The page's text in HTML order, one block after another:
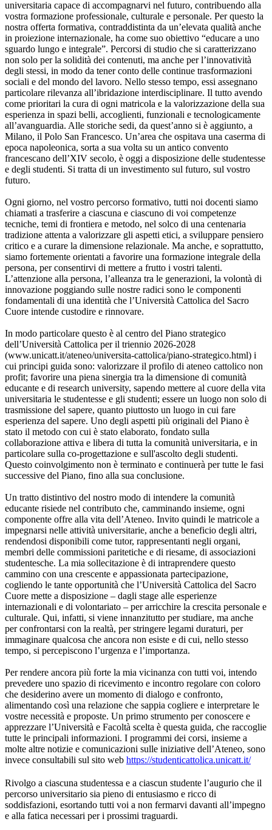
universitaria capace di accompagnarvi nel futuro, contribuendo alla
vostra formazione professionale, culturale e personale. Per questo la
nostra offerta formativa, contraddistinta da un’elevata qualità anche
in proiezione internazionale, ha come suo obiettivo “educare a uno
sguardo lungo e integrale”. Percorsi di studio che si caratterizzano
non solo per la solidità dei contenuti, ma anche per l’innovatività
degli stessi, in modo da tener conto delle continue trasformazioni
sociali e del mondo del lavoro. Nello stesso tempo, essi assegnano
particolare rilevanza all’ibridazione interdisciplinare. Il tutto avendo
come prioritari la cura di ogni matricola e la valorizzazione della sua
esperienza in spazi belli, accoglienti, funzionali e tecnologicamente
all’avanguardia. Alle storiche sedi, da quest’anno si è aggiunto, a
Milano, il Polo San Francesco. Un’area che ospitava una caserma di
epoca napoleonica, sorta a sua volta su un antico convento
francescano dell’XIV secolo, è oggi a disposizione delle studentesse
e degli studenti. Si tratta di un investimento sul futuro, sul vostro
futuro.
Ogni giorno, nel vostro percorso formativo, tutti noi docenti siamo
chiamati a trasferire a ciascuna e ciascuno di voi competenze
tecniche, temi di frontiera e metodo, nel solco di una centenaria
tradizione attenta a valorizzare gli aspetti etici, a sviluppare pensiero
critico e a curare la dimensione relazionale. Ma anche, e soprattutto,
siamo fortemente orientati a favorire una formazione integrale della
persona, per consentirvi di mettere a frutto i vostri talenti.
L’attenzione alla persona, l’alleanza tra le generazioni, la volontà di
innovazione poggiando sulle nostre radici sono le componenti
fondamentali di una identità che l’Università Cattolica del Sacro
Cuore intende custodire e rinnovare.
In modo particolare questo è al centro del Piano strategico
dell’Università Cattolica per il triennio 2026-2028
(www.unicatt.it/ateneo/universita-cattolica/piano-strategico.html) i
cui principi guida sono: valorizzare il profilo di ateneo cattolico non
profit; favorire una piena sinergia tra la dimensione di comunità
educante e di research university, sapendo mettere al cuore della vita
universitaria le studentesse e gli studenti; essere un luogo non solo di
trasmissione del sapere, quanto piuttosto un luogo in cui fare
esperienza del sapere. Uno degli aspetti più originali del Piano è
stato il metodo con cui è stato elaborato, fondato sulla
collaborazione attiva e libera di tutta la comunità universitaria, e in
particolare sulla co-progettazione e sull'ascolto degli studenti.
Questo coinvolgimento non è terminato e continuerà per tutte le fasi
successive del Piano, fino alla sua conclusione.
Un tratto distintivo del nostro modo di intendere la comunità
educante risiede nel contributo che, camminando insieme, ogni
componente offre alla vita dell’Ateneo. Invito quindi le matricole a
impegnarsi nelle attività universitarie, anche a beneficio degli altri,
rendendosi disponibili come tutor, rappresentanti negli organi,
membri delle commissioni paritetiche e di riesame, di associazioni
studentesche. La mia sollecitazione è di intraprendere questo
cammino con una crescente e appassionata partecipazione,
cogliendo le tante opportunità che l’Università Cattolica del Sacro
Cuore mette a disposizione – dagli stage alle esperienze
internazionali e di volontariato – per arricchire la crescita personale e
culturale. Qui, infatti, si viene innanzitutto per studiare, ma anche
per confrontarsi con la realtà, per stringere legami duraturi, per
immaginare qualcosa che ancora non esiste e di cui, nello stesso
tempo, si percepiscono l’urgenza e l’importanza.
Per rendere ancora più forte la mia vicinanza con tutti voi, intendo
prevedere uno spazio di ricevimento e incontro regolare con coloro
che desiderino avere un momento di dialogo e confronto,
alimentando così una relazione che sappia cogliere e interpretare le
vostre necessità e proposte. Un primo strumento per conoscere e
apprezzare l’Università e Facoltà scelta è questa guida, che raccoglie
tutte le principali informazioni. I programmi dei corsi, insieme a
molte altre notizie e comunicazioni sulle iniziative dell’Ateneo, sono
invece consultabili sul sito web https://studenticattolica.unicatt.it/
Rivolgo a ciascuna studentessa e a ciascun studente l’augurio che il
percorso universitario sia pieno di entusiasmo e ricco di
soddisfazioni, esortando tutti voi a non fermarvi davanti all’impegno
e alla fatica necessari per i prossimi traguardi.